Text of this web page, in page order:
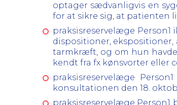
optager sædvanligvis en
for at sikre sig, at patienten
praksisreservelæge
dispositioner,
tarmkræft, og om hun
kendt fra fx kønsvorter eller
praksisreservelæge
konsultationen den 18.
praksisreservelæge